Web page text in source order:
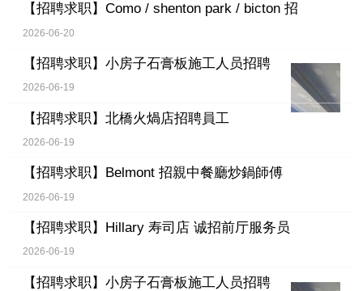
【招聘求职】 Como / shenton park / bicton 招
2026-06-20
【招聘求职】 小房子石膏板施工人员招聘
2026-06-19
【招聘求职】 北橋火煱店招聘員工
2026-06-19
【招聘求职】 Belmont 招親中餐廳炒鍋師傅
2026-06-19
【招聘求职】 Hillary 寿司店 诚招前厅服务员
2026-06-19
【招聘求职】 小房子石膏板施工人员招聘